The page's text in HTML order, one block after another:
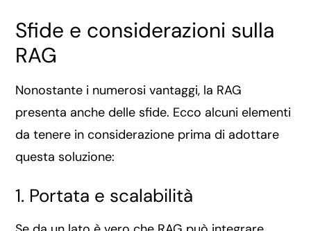
Sfide e considerazioni sulla
RAG
Nonostante i numerosi vantaggi, la RAG
presenta anche delle sfide. Ecco alcuni elementi
da tenere in considerazione prima di adottare
questa soluzione:
1. Portata e scalabilità